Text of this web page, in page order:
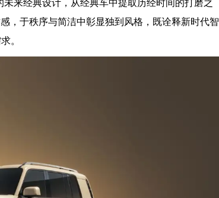
未来经典设计，从经典车中提取历经时间的打磨之
，于秩序与简洁中彰显独到风格，既诠释新时代智
。